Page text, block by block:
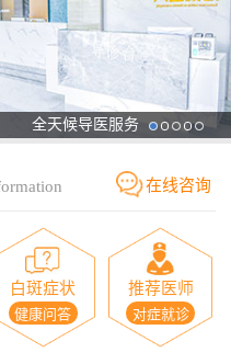
全天候导医服务
在线咨询
白斑症状
健康问答
推荐医师
对症就诊